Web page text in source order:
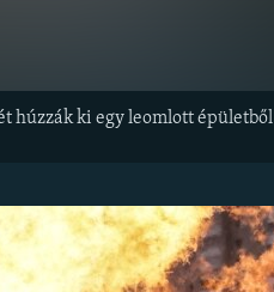
húzzák ki egy leomlott épületből